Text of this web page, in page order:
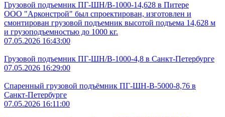
Грузовой подъемник ПГ-ШН/В-1000-14,628 в Питере
ООО "Арконстрой" был спроектирован, изготовлен и
смонтирован грузовой подъемник высотой подъема 14,628 м
и грузоподъемностью до 1000 кг.
07.05.2026 16:43:00
Грузовой подъемник ПГ-ШН/В-1000-4,8 в Санкт-Петербурге
07.05.2026 16:29:00
Спаренный грузовой подъёмник ПГ-ШН-В-5000-8,76 в
Санкт-Петербурге
07.05.2026 16:11:00